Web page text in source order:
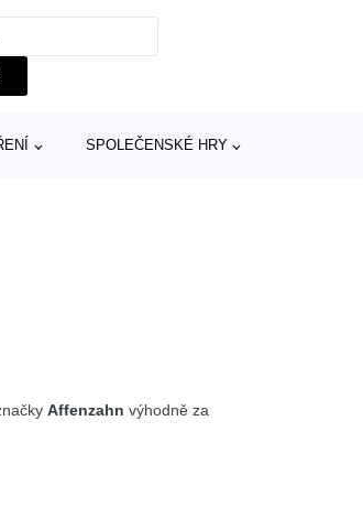
SPOLEČENSKÉ HRY
Affenzahn výhodně za